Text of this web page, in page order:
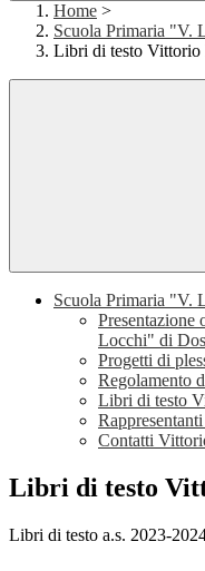
Home >
Scuola Primaria "V.
Libri di testo Vittorio
Scuola Primaria "V.
Presentazione
Locchi" di
Progetti di
Regolamento
Libri di testo
Contatti
Libri di testo
Libri di testo a.s. 2023-